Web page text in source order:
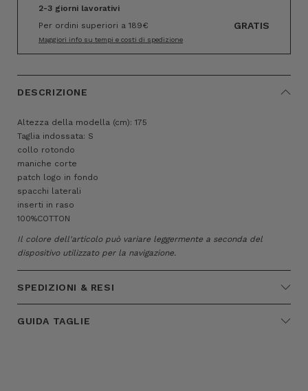
2-3 giorni lavorativi
Per ordini superiori a 189€
GRATIS
Maggiori info su tempi e costi di spedizione
DESCRIZIONE
Altezza della modella (cm): 175
Taglia indossata: S
collo rotondo
maniche corte
patch logo in fondo
spacchi laterali
inserti in raso
100%COTTON
Il colore dell'articolo può variare leggermente a seconda del
dispositivo utilizzato per la navigazione.
SPEDIZIONI & RESI
GUIDA TAGLIE